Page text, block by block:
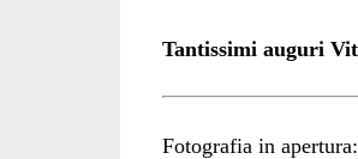
Tantissimi auguri
Fotografia in